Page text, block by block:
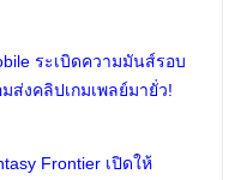
ระเบิดความมันส์รอบ
ส่งคลิปเกมเพลย์มายั่ว!
Frontier เปิดให้